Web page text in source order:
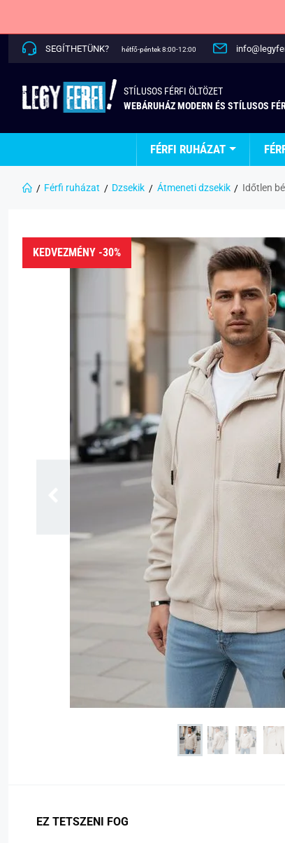
SEGÍTHETÜNK? hétfő-péntek 8:00-12:00
STÍLUSOS FÉRFI ÖLTÖZET
WEBÁRUHÁZ MODERN ÉS STÍLUSOS
FÉRFI RUHÁZAT
Férfi ruházat Dzsekik Átmeneti dzsekik Időtlen
KEDVEZMÉNY -30%
EZ TETSZENI FOG